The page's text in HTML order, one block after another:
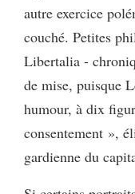
autre exercice
couché. Petites
Libertalia -
de mise, puisque
humour, à dix
consentement »,
gardienne du